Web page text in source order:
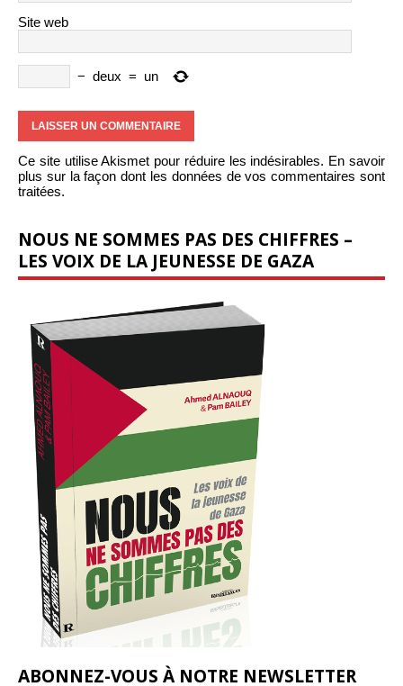
Site web
− deux = un
Ce site utilise Akismet pour réduire les indésirables. En savoir
plus sur la façon dont les données de vos commentaires sont
traitées.
NOUS NE SOMMES PAS DES CHIFFRES –
LES VOIX DE LA JEUNESSE DE GAZA
ABONNEZ-VOUS À NOTRE NEWSLETTER